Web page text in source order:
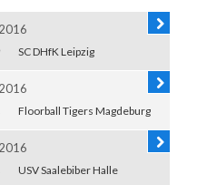
SC DHfK Leipzig
Floorball Tigers Magdeburg
USV Saalebiber Halle